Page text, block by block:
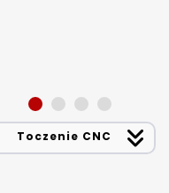
Toczenie CNC